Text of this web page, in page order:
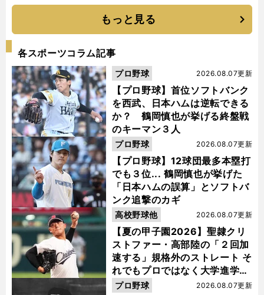
もっと見る
各スポーツコラム記事
【プロ野球】首位ソフトバンク
を西武、日本ハムは逆転できる
か？ 鶴岡慎也が挙げる終盤戦
のキーマン３人
2026.08.07更新
プロ野球
【プロ野球】12球団最多本塁打
でも３位... 鶴岡慎也が挙げた
「日本ハムの誤算」とソフトバ
ンク追撃のカギ
2026.08.07更新
プロ野球
【夏の甲子園2026】聖隷クリ
ストファー・高部陸の「２回加
速する」規格外のストレート そ
れでもプロではなく大学進学を
選ぶ理由
2026.08.07更新
高校野球他
2026.08.07更新
プロ野球